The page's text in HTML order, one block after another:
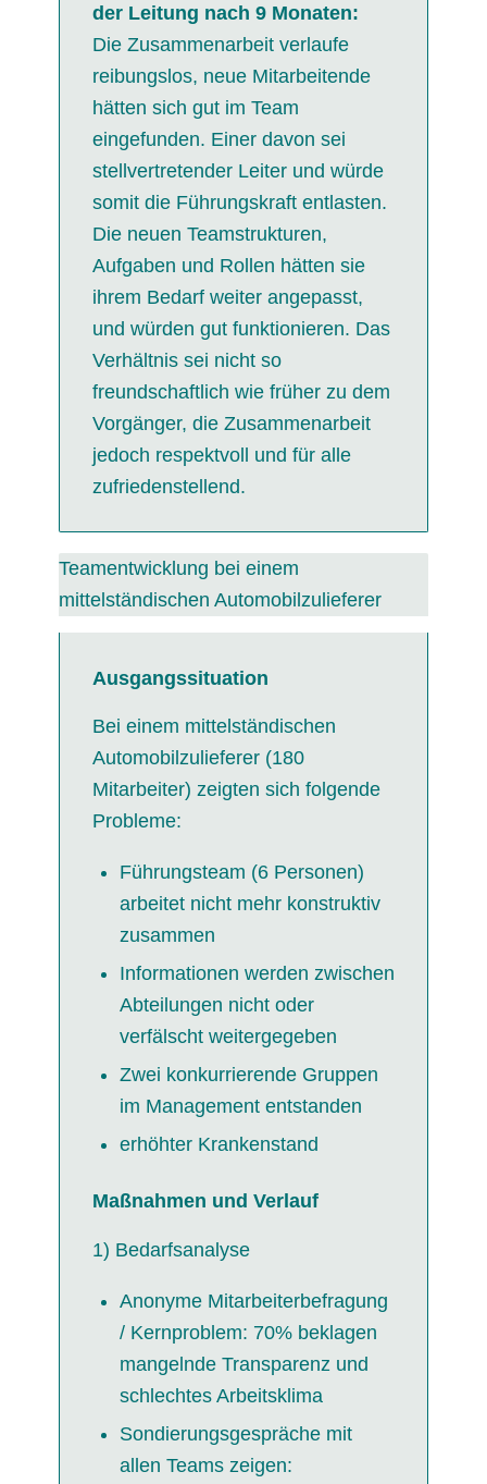
der Leitung nach 9 Monaten:
Die Zusammenarbeit verlaufe
reibungslos, neue Mitarbeitende
hätten sich gut im Team
eingefunden. Einer davon sei
stellvertretender Leiter und würde
somit die Führungskraft entlasten.
Die neuen Teamstrukturen,
Aufgaben und Rollen hätten sie
ihrem Bedarf weiter angepasst,
und würden gut funktionieren. Das
Verhältnis sei nicht so
freundschaftlich wie früher zu dem
Vorgänger, die Zusammenarbeit
jedoch respektvoll und für alle
zufriedenstellend.
Teamentwicklung bei einem
mittelständischen Automobilzulieferer
Ausgangssituation
Bei einem mittelständischen
Automobilzulieferer (180
Mitarbeiter) zeigten sich folgende
Probleme:
Führungsteam (6 Personen)
arbeitet nicht mehr konstruktiv
zusammen
Informationen werden zwischen
Abteilungen nicht oder
verfälscht weitergegeben
Zwei konkurrierende Gruppen
im Management entstanden
erhöhter Krankenstand
Maßnahmen und Verlauf
1) Bedarfsanalyse
Anonyme Mitarbeiterbefragung
/ Kernproblem: 70% beklagen
mangelnde Transparenz und
schlechtes Arbeitsklima
Sondierungsgespräche mit
allen Teams zeigen: